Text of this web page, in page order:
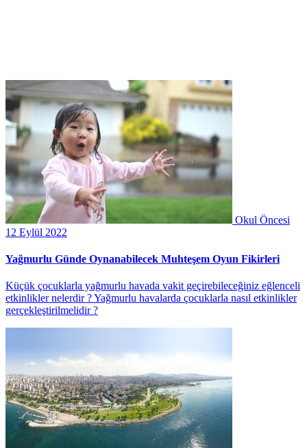
Okul Öncesi
12 Eylül 2022
Yağmurlu Günde Oynanabilecek Muhteşem Oyun Fikirleri
Küçük çocuklarla yağmurlu havada vakit geçirebileceğiniz eğlenceli
etkinlikler nelerdir ? Yağmurlu havalarda çocuklarla nasıl etkinlikler
gerçekleştirilmelidir ?